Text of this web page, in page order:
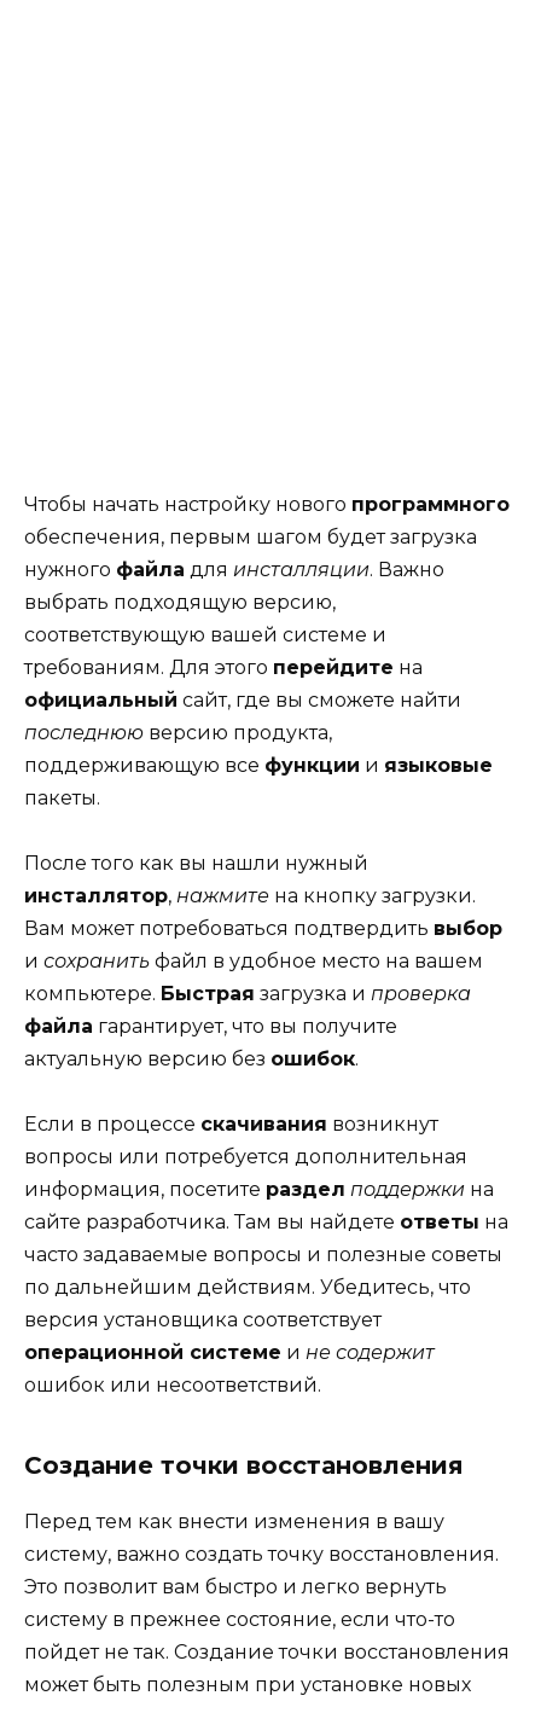
Чтобы начать настройку нового программного
обеспечения, первым шагом будет загрузка
нужного файла для инсталляции. Важно
выбрать подходящую версию,
соответствующую вашей системе и
требованиям. Для этого перейдите на
официальный сайт, где вы сможете найти
последнюю версию продукта,
поддерживающую все функции и языковые
пакеты.
После того как вы нашли нужный
инсталлятор, нажмите на кнопку загрузки.
Вам может потребоваться подтвердить выбор
и сохранить файл в удобное место на вашем
компьютере. Быстрая загрузка и проверка
файла гарантирует, что вы получите
актуальную версию без ошибок.
Если в процессе скачивания возникнут
вопросы или потребуется дополнительная
информация, посетите раздел поддержки на
сайте разработчика. Там вы найдете ответы на
часто задаваемые вопросы и полезные советы
по дальнейшим действиям. Убедитесь, что
версия установщика соответствует
операционной системе и не содержит
ошибок или несоответствий.
Создание точки восстановления
Перед тем как внести изменения в вашу
систему, важно создать точку восстановления.
Это позволит вам быстро и легко вернуть
систему в прежнее состояние, если что-то
пойдет не так. Создание точки восстановления
может быть полезным при установке новых